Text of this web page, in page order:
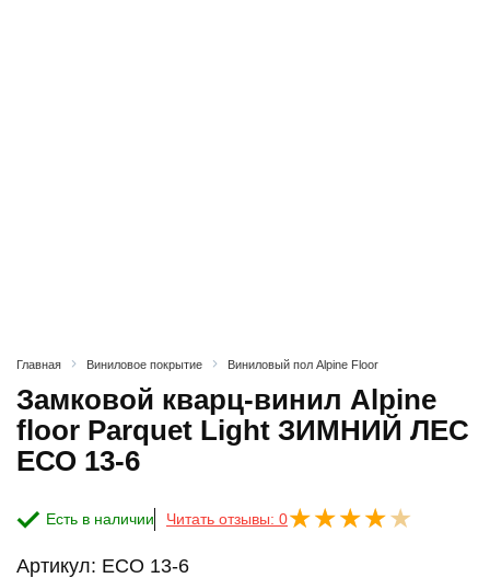
Главная Виниловое покрытие Виниловый пол Alpine Floor
Замковой кварц-винил Alpine
floor Parquet Light ЗИМНИЙ ЛЕС
ЕСО 13-6
Есть в наличии Читать отзывы: 0
Артикул: ECO 13-6